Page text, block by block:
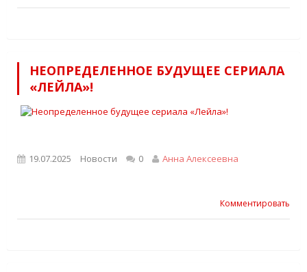
НЕОПРЕДЕЛЕННОЕ БУДУЩЕЕ СЕРИАЛА
«ЛЕЙЛА»!
19.07.2025 Новости 0 Анна Алексеевна
Комментировать